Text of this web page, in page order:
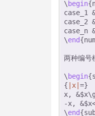
\ begin
case_1
case_2
case_n
\end
两种编号
\ begin
{ |x| =}
x,
-x,
\end